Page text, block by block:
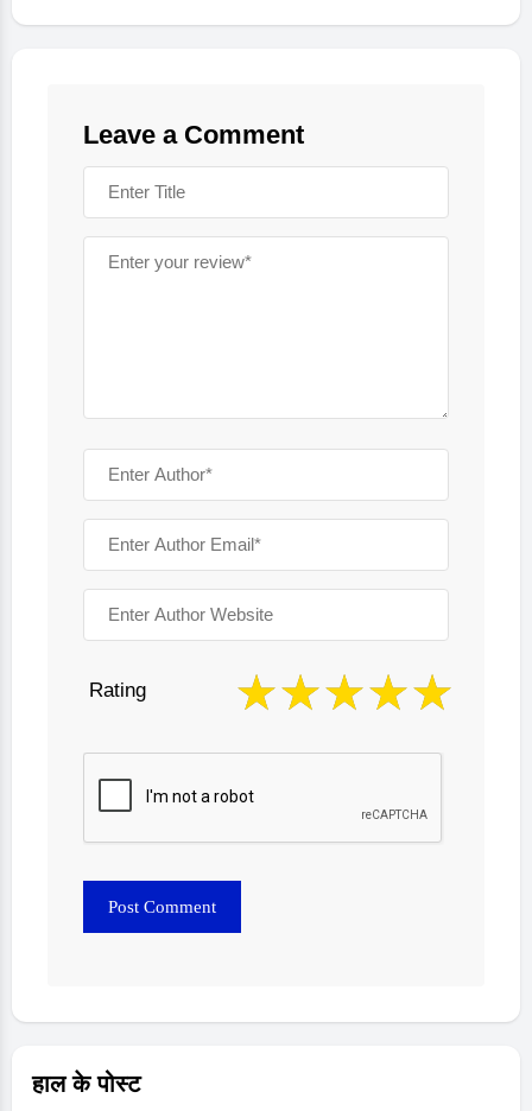
Leave a Comment
Rating
हाल के पोस्ट